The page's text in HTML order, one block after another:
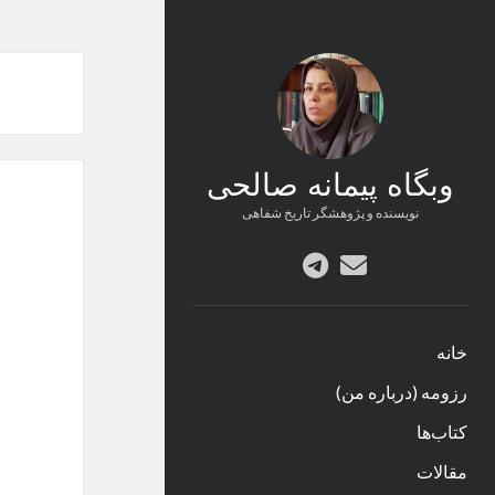
وبگاه پیمانه صالحی
نویسنده و پژوهشگر تاریخ شفاهی
پستtelegram
خانه
رزومه (درباره من)
کتاب‌ها
مقالات